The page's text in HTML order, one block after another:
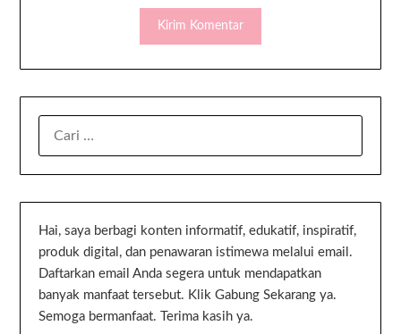
Hai, saya berbagi konten informatif, edukatif, inspiratif,
produk digital, dan penawaran istimewa melalui email.
Daftarkan email Anda segera untuk mendapatkan
banyak manfaat tersebut. Klik Gabung Sekarang ya.
Semoga bermanfaat. Terima kasih ya.